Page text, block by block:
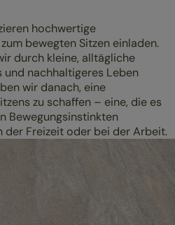
hochwertige
bewegten Sitzen einladen.
durch kleine, alltägliche
und nachhaltigeres Leben
wir danach, eine
zu schaffen – eine, die es
Bewegungsinstinkten
der Freizeit oder bei der Arbeit.